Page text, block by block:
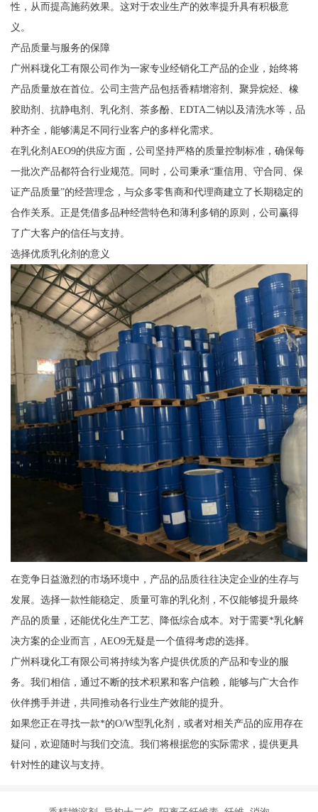
性，从而提高施药效果。这对于农业生产的效率提升具有积极意
义。
产品质量与服务的保障
广州科珑化工有限公司作为一家专业经销化工产品的企业，始终将
产品质量放在首位。公司主营产品包括香精增溶剂、聚异烷烃、橡
胶助剂、抗静电剂、乳化剂、茶多酚、EDTA二钠以及清洗水等，品
种齐全，能够满足不同行业客户的多样化需求。
在乳化剂AEO9的供应方面，公司坚持严格的质量控制标准，确保每
一批次产品都符合行业规范。同时，公司秉承“重信用、守合同、保
证产品质量”的经营理念，与众多零售商和代理商建立了长期稳定的
合作关系。正是凭借多品种经营特色和薄利多销的原则，公司赢得
了广大客户的信任与支持。
选择优质乳化剂的意义
在竞争日益激烈的市场环境中，产品的品质往往决定企业的生存与
发展。选择一款性能稳定、质量可靠的乳化剂，不仅能够提升最终
产品的质量，还能优化生产工艺、降低综合成本。对于需要*乳化解
决方案的企业而言，AEO9无疑是一个值得考虑的选择。
广州科珑化工有限公司将持续为客户提供优质的产品和专业的服
务。我们相信，通过不断的技术积累和客户信赖，能够与广大合作
伙伴携手并进，共同推动各行业生产效能的提升。
如果您正在寻找一款*的O/W型乳化剂，或者对相关产品的应用存在
疑问，欢迎随时与我们交流。我们将根据您的实际需求，提供更具
针对性的建议与支持。